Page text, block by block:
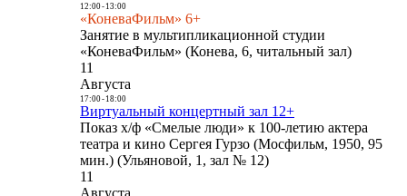
12:00- 13:00
«КоневаФильм» 6+
Занятие в мультипликационной студии
«КоневаФильм» (Конева, 6, читальный зал)
11
Августа
17:00- 18:00
Виртуальный концертный зал 12+
Показ х/ф «Смелые люди» к 100-летию актера
театра и кино Сергея Гурзо (Мосфильм, 1950, 95
мин.) (Ульяновой, 1, зал № 12)
11